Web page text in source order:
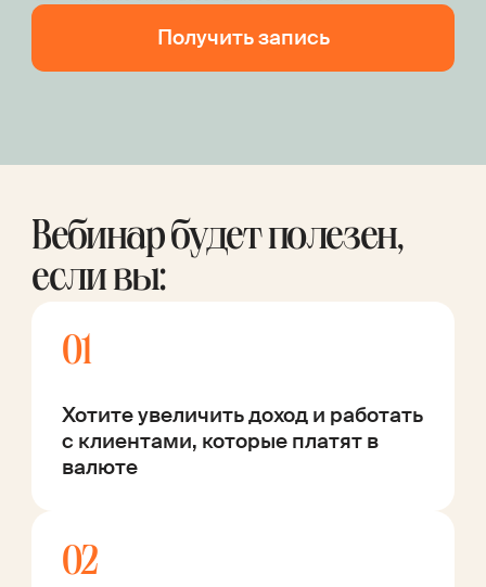
Вебинар будет полезен,
если вы:
01
Хотите увеличить доход и работать
с клиентами, которые платят в
валюте
02